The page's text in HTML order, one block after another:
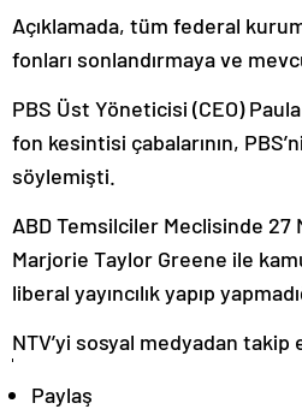
Açıklamada, tüm federal
fonları sonlandırmaya ve
PBS Üst Yöneticisi (CEO)
fon kesintisi çabalarının,
söylemişti.
ABD Temsilciler Meclisinde
Marjorie Taylor Greene ile
liberal yayıncılık yapıp
NTV’yi sosyal medyadan takip
Paylaş